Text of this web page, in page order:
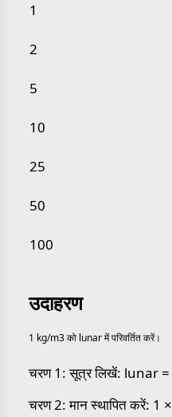
1
2
5
10
25
50
100
उदाहरण
1 kg/m3 को lunar में परिवर्तित करें।
चरण 1: सूत्र लिखें: lunar
चरण 2: मान स्थापित करें: 1